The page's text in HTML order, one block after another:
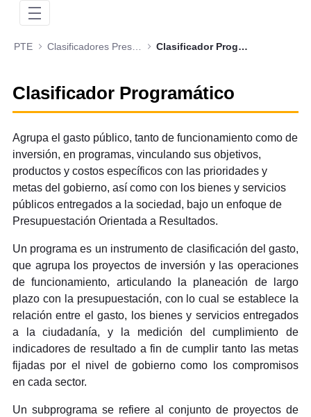
PTE Clasificadores Presupuestales Clasificador Programático
Clasificador Programático
Agrupa el gasto público, tanto de funcionamiento como de
inversión, en programas, vinculando sus objetivos,
productos y costos específicos con las prioridades y
metas del gobierno, así como con los bienes y servicios
públicos entregados a la sociedad, bajo un enfoque de
Presupuestación Orientada a Resultados.
Un programa es un instrumento de clasificación del gasto,
que agrupa los proyectos de inversión y las operaciones
de funcionamiento, articulando la planeación de largo
plazo con la presupuestación, con lo cual se establece la
relación entre el gasto, los bienes y servicios entregados
a la ciudadanía, y la medición del cumplimiento de
indicadores de resultado a fin de cumplir tanto las metas
fijadas por el nivel de gobierno como los compromisos
en cada sector.
Un subprograma se refiere al conjunto de proyectos de